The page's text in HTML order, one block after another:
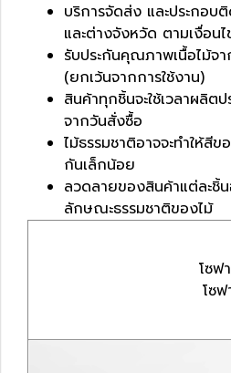
บริการจัดส่ง และประกอบ
และต่างจังหวัด ตามเงื่อน
รับประกันคุณภาพเนื้อไม้จ
(ยกเว้นจากการใช้งาน)
สินค้าทุกชิ้นจะใช้เวลาผลิ
จากวันสั่งซื้อ
ไม้ธรรมชาติอาจจะทำให้สี
กันเล็กน้อย
ลวดลายของสินค้าแต่ละชิ้
ลักษณะธรรมชาติของไม้
โซฟ
โซ